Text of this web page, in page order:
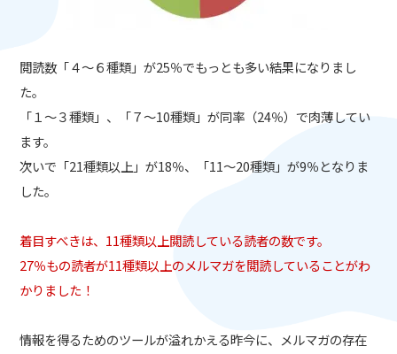
閲読数「４～６種類」が25％でもっとも多い結果になりまし
た。
「１～３種類」、「７～10種類」が同率（24％）で肉薄してい
ます。
次いで「21種類以上」が18％、「11～20種類」が9％となりま
した。
着目すべきは、11種類以上閲読している読者の数です。
27％もの読者が11種類以上のメルマガを閲読していることがわ
かりました！
情報を得るためのツールが溢れかえる昨今に、メルマガの存在